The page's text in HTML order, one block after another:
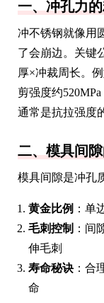
一、冲孔力
冲不锈钢就像用
了会崩边。关键
厚×冲裁周长。
剪强度约
通常是抗拉强度
二、模具间
模具间隙是冲孔
黄金比例 ：单
毛刺控制 ：间
伸毛刺
寿命秘诀 ：合
命